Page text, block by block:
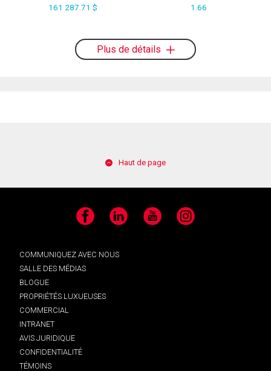
161 287.71 $ 1.66
Plus de détails
Haut de page
Facebook LinkedIn YouTube Instagram
COMMUNIQUEZ AVEC NOUS
SALLE DES MÉDIAS
BLOGUE
PROPRIÉTÉS LUXUEUSES
COMMERCIAL
INTRANET
AVIS JURIDIQUE
CONFIDENTIALITÉ
TÉMOINS